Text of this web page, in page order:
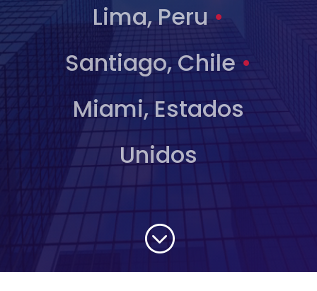
Lima, Peru •
Santiago, Chile •
Miami, Estados
Unidos
;